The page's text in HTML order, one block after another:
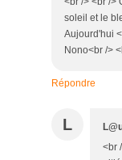
soleil et le
Aujourd'hui
Nono<br />
Répondre
L
<br